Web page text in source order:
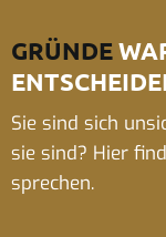
GRÜNDE
Sie sind sich
sie sind? Hier
sprechen.